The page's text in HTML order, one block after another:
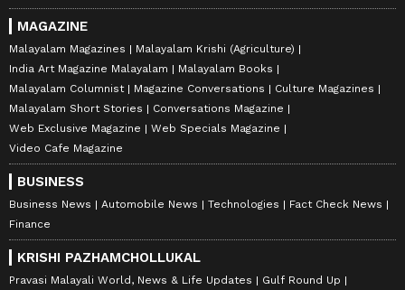
MAGAZINE
Malayalam Magazines
Malayalam Krishi (Agriculture)
India Art Magazine Malayalam
Malayalam Books
Malayalam Columnist
Magazine Conversations
Culture Magazines
Malayalam Short Stories
Conversations Magazine
Web Exclusive Magazine
Web Specials Magazine
Video Cafe Magazine
BUSINESS
Business News Automobile News Technologies
Fact Check News
Finance
KRISHI PAZHAMCHOLLUKAL
Pravasi Malayali World, News & Life Updates
Gulf Round Up